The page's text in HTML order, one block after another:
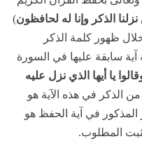
نزلنا الذكر وإنا له لحافظون)
ظهور كلمة الذكر
آية سابقة عليها في السورة
يا أيها الذي نزل عليه
الذكر في هذه الآية هو
في آية الحفظ هو
المطلوب.